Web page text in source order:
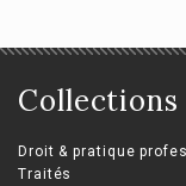
Collections
Droit & pratique
Traités